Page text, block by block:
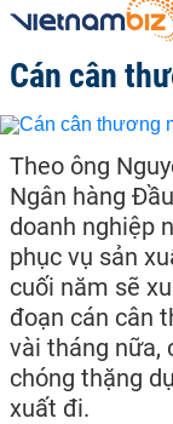
Cán cân
Theo ông
Ngân hàng
doanh nghiệp
phục vụ sản
cuối năm sẽ
đoạn cán cân
vài tháng nữa,
chóng thặng
xuất đi.